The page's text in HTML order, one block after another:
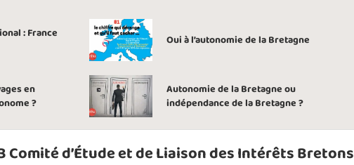
: France
Oui à l’autonomie de la Bretagne
en
?
Autonomie de la Bretagne ou
indépendance de la Bretagne ?
Comité d’Étude et de Liaison des Intérêts Bretons